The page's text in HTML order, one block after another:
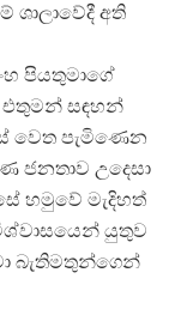
ශාලාවේදී අති
පියතුමාගේ
එතුමන් සඳහන්
වෙත පැමිණෙන
උදෙසා
හමුවේ මැදිහත්
යුතුව
බැතිමතුන්ගෙන්